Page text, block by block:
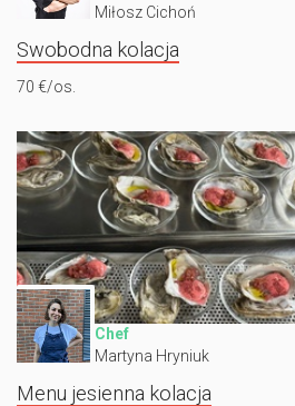
Miłosz Cichoń
Swobodna kolacja
70 €/os.
Chef
Martyna Hryniuk
Menu jesienna kolacja